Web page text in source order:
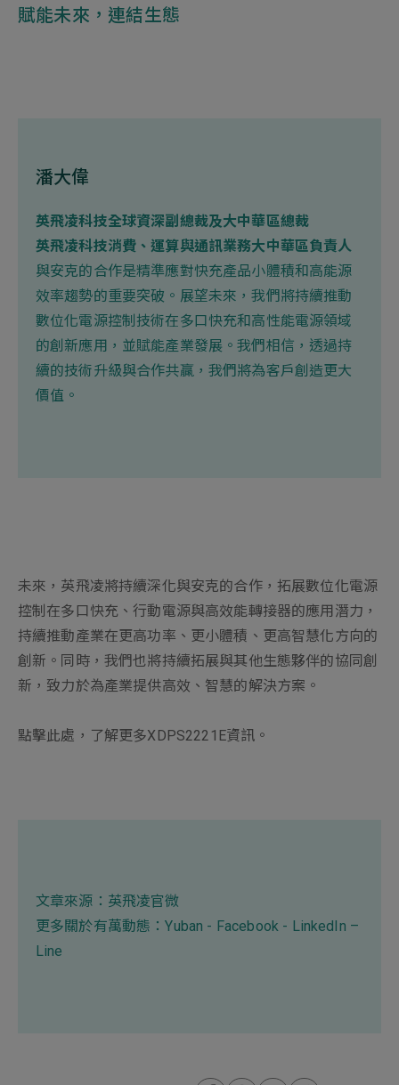
賦能未來，連結生態
潘大偉
英飛凌科技全球資深副總裁及大中華區總裁
英飛凌科技消費、運算與通訊業務大中華區負責人
與安克的合作是精準應對快充產品小體積和高能源
效率趨勢的重要突破。展望未來，我們將持續推動
數位化電源控制技術在多口快充和高性能電源領域
的創新應用，並賦能產業發展。我們相信，透過持
續的技術升級與合作共贏，我們將為客戶創造更大
價值。
未來，英飛凌將持續深化與安克的合作，拓展數位化電源
控制在多口快充、行動電源與高效能轉接器的應用潛力，
持續推動產業在更高功率、更小體積、更高智慧化方向的
創新。同時，我們也將持續拓展與其他生態夥伴的協同創
新，致力於為產業提供高效、智慧的解決方案。
點擊此處 ，了解更多XDPS2221E資訊。
文章來源： 英飛凌官微
更多關於有萬動態：Yuban - Facebook - LinkedIn –
Line